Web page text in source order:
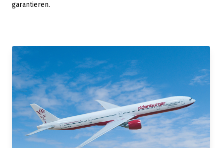
garantieren.